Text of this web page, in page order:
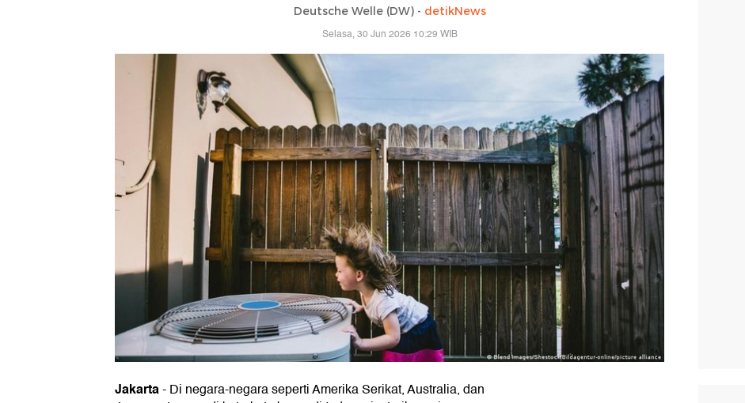
Deutsche Welle (DW) - detikNews
Selasa, 30 Jun 2026 10:29 WIB
Jakarta-Di negara-negara seperti Amerika Serikat, Australia, dan